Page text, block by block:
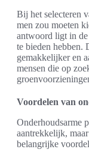
Bij het selecteren
men zou moeten
antwoord ligt in
te bieden hebben.
gemakkelijker en
mensen die op
Voordelen van
Onderhoudsarme
aantrekkelijk,
belangrijke